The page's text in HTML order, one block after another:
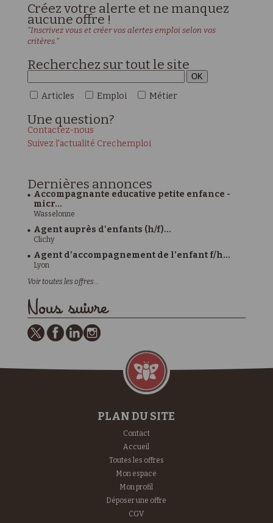
Créez votre alerte et ne manquez
aucune offre !
"Inscrivez vous et créer vos alertes emploi selon vos
critères."
Recherchez sur tout le site
Articles Emploi Métier
Une question?
Contactez-nous
Suivez l'actualité Crechemploi
Dernières annonces
Accompagnante educative petite enfance -
micr...
Wasselonne
Agent auprès d'enfants (h/f)...
Clichy
Agent d’accompagnement de l’enfant f/h...
Lyon
Voir toutes les offres...
Nous suivre
PLAN DU SITE
Contact
Accueil
Toutes les offres
Mon espace
Mon profil
Déposer une offre
CGV